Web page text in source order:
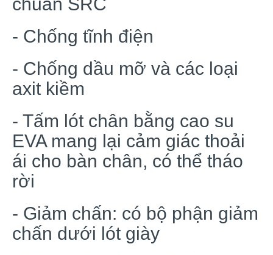
chuẩn SRC
- Chống tĩnh điện
- Chống dầu mỡ và các loại
axit kiềm
- Tấm lót chân bằng cao su
EVA mang lại cảm giác thoải
ái cho bàn chân, có thể tháo
rời
- Giảm chấn: có bộ phận giảm
chấn dưới lót giày